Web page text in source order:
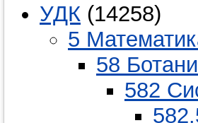
УДК (14258)
5
58
582